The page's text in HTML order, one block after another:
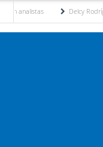
Delcy Rodríguez designa